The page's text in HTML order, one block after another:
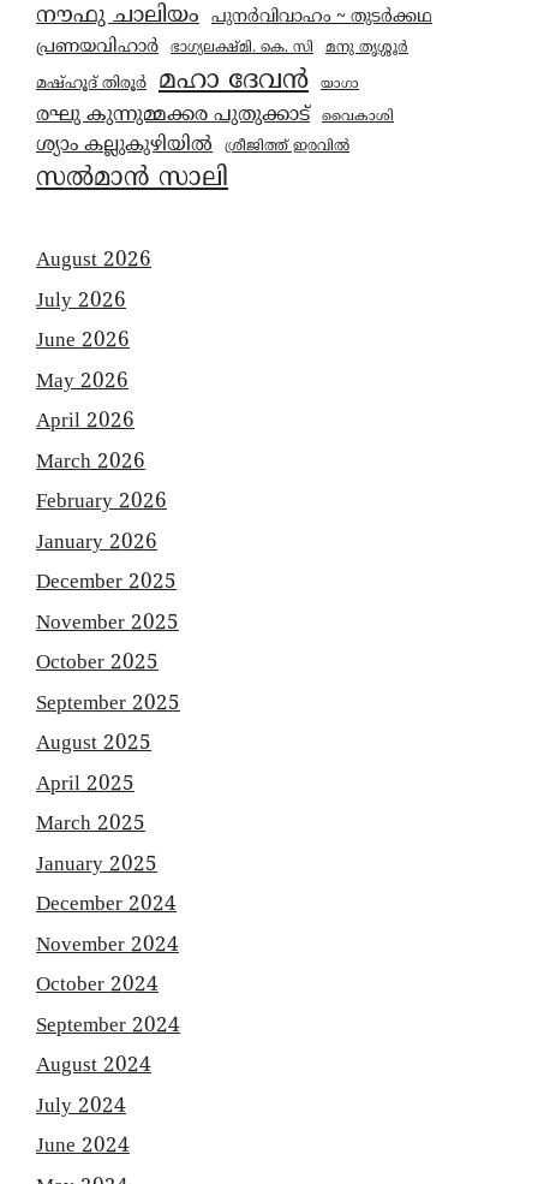
നൗഫു ചാലിയം പുനർവിവാഹം ~ തുടർക്കഥ
പ്രണയവിഹാർ ഭാഗ്യലക്ഷ്മി. കെ. സി
മനു തൃശ്ശൂർ
മഷ്ഹൂദ് തിരൂർ
മഹാ ദേവൻ യാഗാ
രഘു കുന്നുമ്മക്കര പുതുക്കാട് വൈകാശി
ശ്യാം കല്ലുകുഴിയിൽ ശ്രീജിത്ത് ഇരവിൽ
സൽമാൻ സാലി
August 2026
July 2026
June 2026
May 2026
April 2026
March 2026
February 2026
January 2026
December 2025
November 2025
October 2025
September 2025
August 2025
April 2025
March 2025
January 2025
December 2024
November 2024
October 2024
September 2024
August 2024
July 2024
June 2024